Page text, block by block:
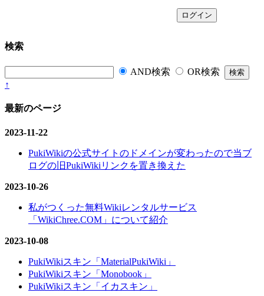
検索
AND検索
OR検索
↑
最新のページ
2023-11-22
PukiWikiの公式サイトのドメインが変わったので当ブ
ログの旧PukiWikiリンクを置き換えた
2023-10-26
私がつくった無料Wikiレンタルサービス
「WikiChree.COM」について紹介
2023-10-08
PukiWikiスキン「MaterialPukiWiki」
PukiWikiスキン「Monobook」
PukiWikiスキン「イカスキン」